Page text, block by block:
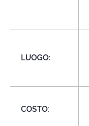
LUOGO:
COSTO: